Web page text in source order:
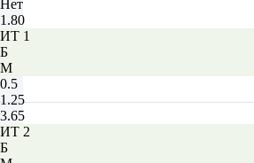
Нет
1.80
ИТ 1
Б
М
0.5
1.25
3.65
ИТ 2
Б